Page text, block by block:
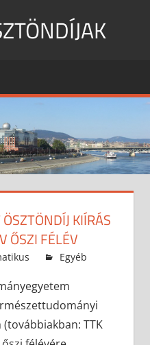
KIÍRÁS
ŐSZI FÉLÉV
Egyéb
TTK